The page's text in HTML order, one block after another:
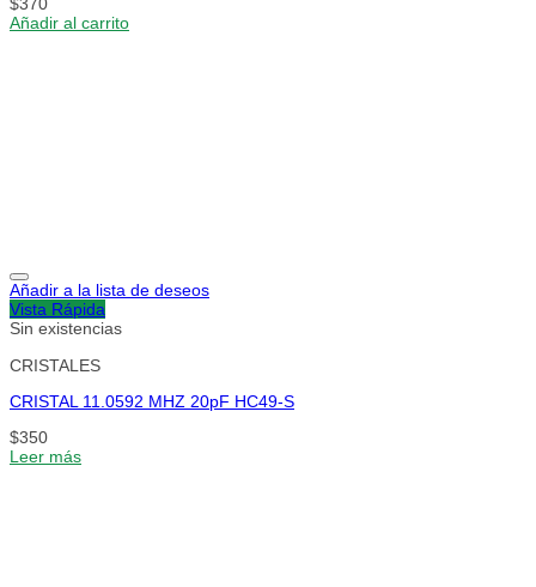
$370
Añadir al carrito
Añadir a la lista de deseos
Vista Rápida
Sin existencias
CRISTALES
CRISTAL 11.0592 MHZ 20pF HC49-S
$350
Leer más